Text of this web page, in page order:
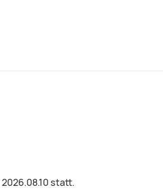
2026.08.10statt.